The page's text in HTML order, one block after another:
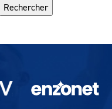
Rechercher